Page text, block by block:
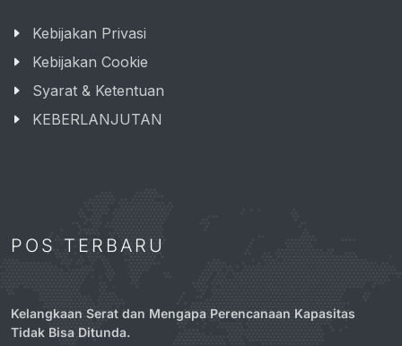
Kebijakan Privasi
Kebijakan Cookie
Syarat & Ketentuan
KEBERLANJUTAN
POS TERBARU
Kelangkaan Serat dan Mengapa Perencanaan Kapasitas
Tidak Bisa Ditunda.